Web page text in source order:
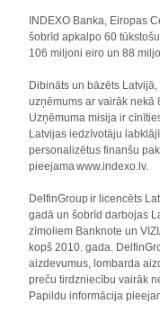
INDEXO Banka, Eiropas
šobrīd apkalpo 60
106 miljoni eiro un 88
Dibināts un bāzēts
uzņēmums ar vairāk
Uzņēmuma misija ir
Latvijas iedzīvotāju
personalizētus finanšu
pieejama www.indexo.lv.
DelfinGroup ir licencēts
gadā un šobrīd darbojas
zīmoliem Banknote un
kopš 2010. gada.
aizdevumus, lombarda
preču tirdzniecību vairāk
Papildu informācija